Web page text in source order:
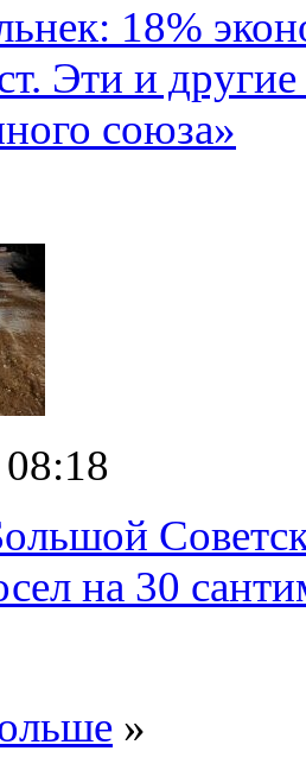
18%
Эти и
союза»
на 30
»